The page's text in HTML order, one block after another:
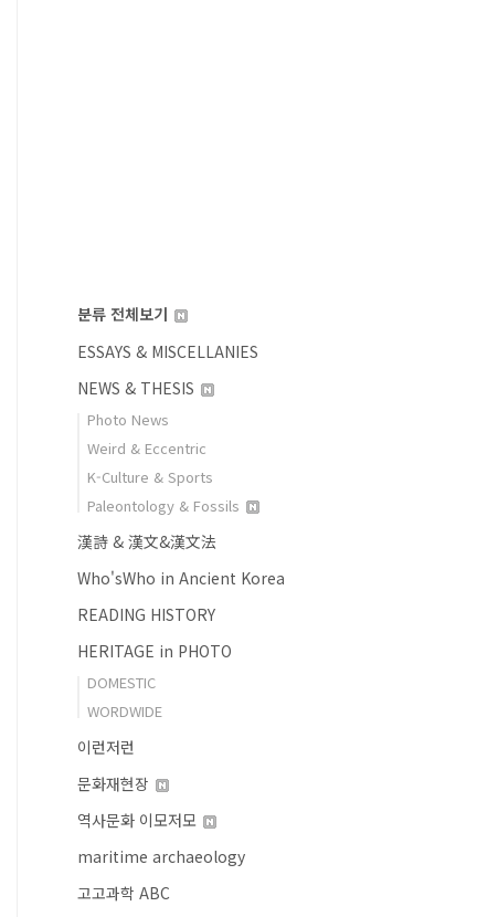
분류 전체보기
ESSAYS & MISCELLANIES
NEWS & THESIS
Photo News
Weird & Eccentric
K-Culture & Sports
Paleontology & Fossils
漢詩 & 漢文&漢文法
Who'sWho in Ancient Korea
READING HISTORY
HERITAGE in PHOTO
DOMESTIC
WORDWIDE
이런저런
문화재현장
역사문화 이모저모
maritime archaeology
고고과학 ABC